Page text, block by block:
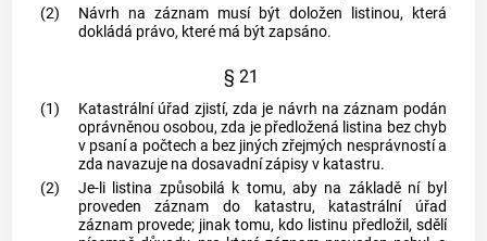
(2)
Návrh na záznam musí být doložen listinou, která
dokládá právo, které má být zapsáno.
§ 21
(1)
Katastrální úřad zjistí, zda je návrh na záznam podán
oprávněnou osobou, zda je předložená listina bez chyb
v psaní a počtech a bez jiných zřejmých nesprávností a
zda navazuje na dosavadní zápisy v katastru.
(2)
Je-li listina způsobilá k tomu, aby na základě ní byl
proveden záznam do katastru, katastrální úřad
záznam provede; jinak tomu, kdo listinu předložil, sdělí